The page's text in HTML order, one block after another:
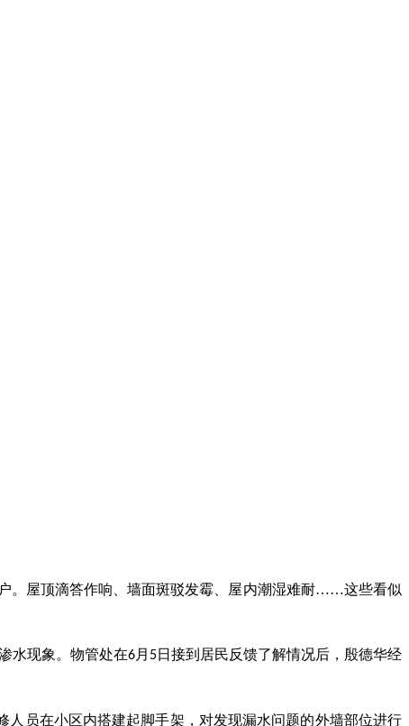
。屋顶滴答作响、墙面斑驳发霉、屋内潮湿难耐……这些看似
水现象。物管处在6月 5日接到居民反馈了解情况后，殷德华经
员在小区内搭建起脚手架，对发现漏水问题的外墙部位进行